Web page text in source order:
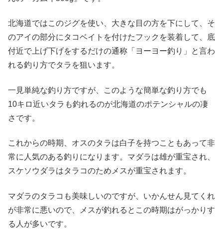
北海道ではこのジグを使い、大きな目の方を下にして、そ
のアイの部分にタコベイトを付けたフックを装着して、底
付近で上げ下げをするだけの通称「ヨーヨー釣り」と言わ
れる釣り方でタラを狙います。
一見単純な釣り方ですが、このような簡単な釣り方でも
10キロ近いタラも釣れるのが北海道のポテンシャルの凄
さです。
これからの時期、オスのタラは白子を持つこともあって非
常に人気のある釣りになります。マダラは雄が重宝され、
スケソウダラはタラコのためメスが重宝されます。
マダラのタラコも美味しいのですが、いかんせん見てくれ
が非常に悪いので、メスが釣れるとこの時期はがっかりす
る人が多いです。